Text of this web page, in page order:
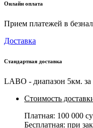
Онлайн оплата
Прием платежей в
Доставка
Стандартная доставка
LABO - диапазон 5км. за
Стоимость
Платная: 100 000
Бесплатная: при